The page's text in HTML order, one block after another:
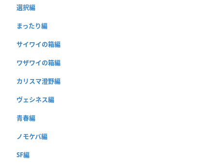
選択編
まったり編
サイワイの箱編
ワザワイの箱編
カリスマ澄野編
ヴェシネス編
青春編
ノモケバ編
SF編